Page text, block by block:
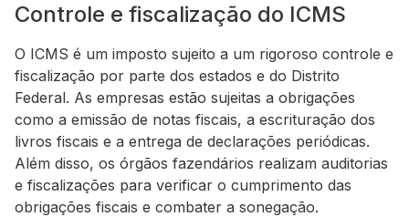
Controle e fiscalização do ICMS
O ICMS é um imposto sujeito a um rigoroso controle e
fiscalização por parte dos estados e do Distrito
Federal. As empresas estão sujeitas a obrigações
como a emissão de notas fiscais, a escrituração dos
livros fiscais e a entrega de declarações periódicas.
Além disso, os órgãos fazendários realizam auditorias
e fiscalizações para verificar o cumprimento das
obrigações fiscais e combater a sonegação.